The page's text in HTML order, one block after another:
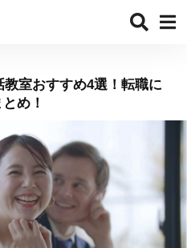
教室おすすめ4選！転職に
め！